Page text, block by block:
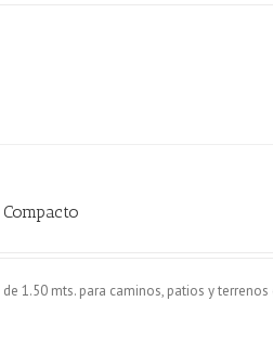
1.50 mts. para caminos, patios y